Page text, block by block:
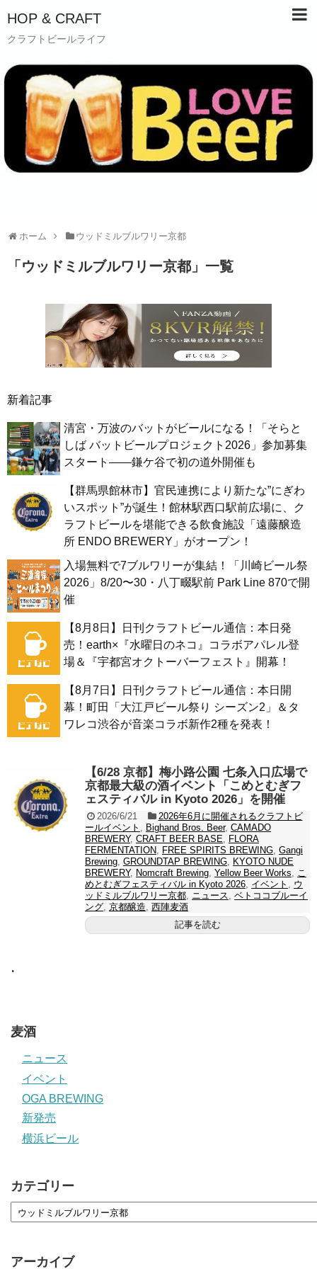
HOP & CRAFT
クラフトビールライフ
ホーム ウッドミルブルワリー京都
「 ウッドミルブルワリー京都 」 一覧
新着記事
清宮・万波のバットがビールになる！「そらと
しば バットビールプロジェクト2026」参加募集
スタート——鎌ケ谷で初の道外開催も
【群馬県館林市】官民連携により新たな”にぎわ
いスポット”が誕生！館林駅西口駅前広場に、ク
ラフトビールを堪能できる飲食施設「遠藤醸造
所 ENDO BREWERY」がオープン！
入場無料で7ブルワリーが集結！「川崎ビール祭
2026」8/20〜30・八丁畷駅前 Park Line 870で開
催
【8月8日】日刊クラフトビール通信：本日発
売！earth×『水曜日のネコ』コラボアパレル登
場＆『宇都宮オクトーバーフェスト』開幕！
【8月7日】日刊クラフトビール通信：本日開
幕！町田「大江戸ビール祭り シーズン2」＆タ
ワレコ渋谷が音楽コラボ新作2種を発表！
【6/28 京都】梅小路公園 七条入口広場で
京都最大級の酒イベント「こめとむぎフ
ェスティバル in Kyoto 2026」を開催
2026/6/21
2026年6月に開催されるクラフトビ
ールイベント , Bighand Bros. Beer, CAMADO
BREWERY, CRAFT BEER BASE, FLORA
FERMENTATION, FREE SPIRITS BREWING, Gangi
Brewing, GROUNDTAP BREWING, KYOTO NUDE
BREWERY, Nomcraft Brewing, Yellow Beer Works, こ
めとむぎフェスティバル in Kyoto 2026, イベント , ウ
ッドミルブルワリー京都, ニュース, ベトココブルーイ
ング, 京都醸造, 西陣麦酒
記事を読む
・
麦酒
ニュース
イベント
OGA BREWING
新発売
横浜ビール
カテゴリー
アーカイブ